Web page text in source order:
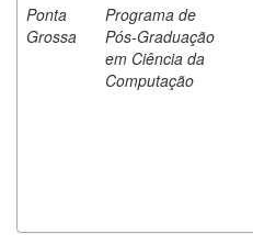
Ponta
Grossa
Programa de
Pós-Graduação
em Ciência da
Computação